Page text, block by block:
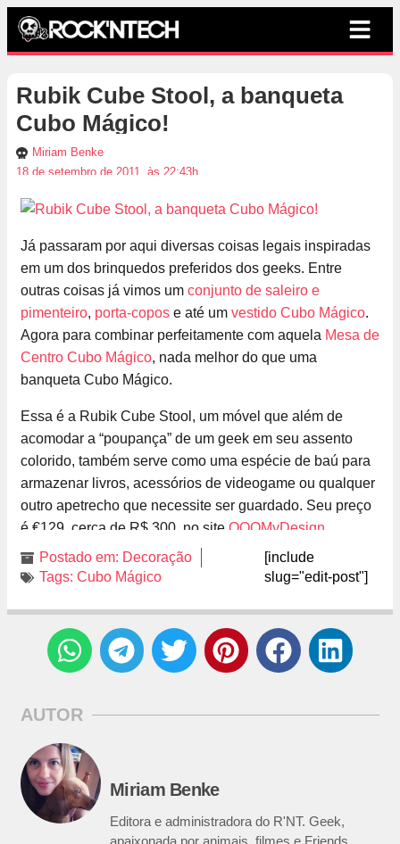
Rubik Cube Stool, a banqueta
Cubo Mágico!
Miriam Benke
18 de setembro de 2011, às 22:43h
Já passaram por aqui diversas coisas legais inspiradas
em um dos brinquedos preferidos dos geeks. Entre
outras coisas já vimos um conjunto de saleiro e
pimenteiro, porta-copos e até um vestido Cubo Mágico.
Agora para combinar perfeitamente com aquela Mesa de
Centro Cubo Mágico, nada melhor do que uma
banqueta Cubo Mágico.
Essa é a Rubik Cube Stool, um móvel que além de
acomodar a “poupança” de um geek em seu assento
colorido, também serve como uma espécie de baú para
armazenar livros, acessórios de videogame ou qualquer
outro apetrecho que necessite ser guardado. Seu preço
é €129, cerca de R$ 300, no site OOOMyDesign
Postado em: Decoração
Tags: Cubo Mágico
[include
slug="edit-post"]
AUTOR
Miriam Benke
Editora e administradora do R'NT. Geek,